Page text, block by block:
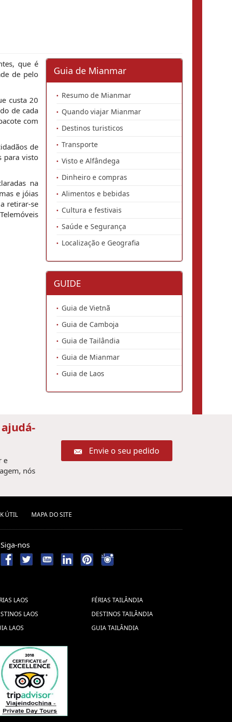
que é
de pelo
custa 20
de cada
com
de
para visto
na
e jóias
retirar-se
Guia de Mianmar
Resumo de Mianmar
Quando viajar Mianmar
Destinos turisticos
Transporte
Visto e Alfândega
Dinheiro e compras
Alimentos e bebidas
Cultura e festivais
Saúde e Segurança
Localização e Geografia
GUIDE
Guia de Vietnã
Guia de Camboja
Guia de Tailândia
Guia de Mianmar
Guia de Laos
e
nós
Envie o seu pedido
ÚTIL MAPA DO SITE
Siga-nos
LAOS
LAOS
LAOS
FÉRIAS TAILÂNDIA
DESTINOS TAILÂNDIA
GUIA TAILÂNDIA